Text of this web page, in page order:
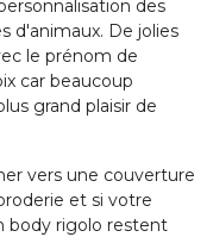
des
d'animaux. De jolies
le prénom de
car beaucoup
grand plaisir de
vers une couverture
et si votre
body rigolo restent